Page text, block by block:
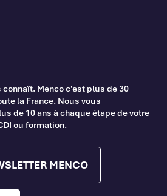
Menco c'est plus de 30
la France. Nous vous
de 10 ans à chaque étape de votre
ou formation.
MENCO